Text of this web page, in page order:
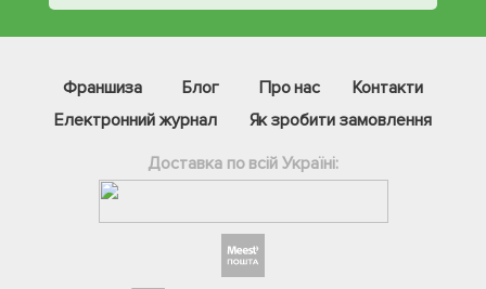
Франшиза Блог Про нас
Контакти
Електронний журнал
Як зробити замовлення
Доставка по всій Україні: